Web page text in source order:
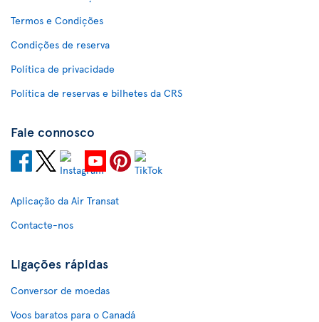
Termos e Condições
Condições de reserva
Política de privacidade
Política de reservas e bilhetes da CRS
Fale connosco
Aplicação da Air Transat
Contacte-nos
Ligações rápidas
Conversor de moedas
Voos baratos para o Canadá